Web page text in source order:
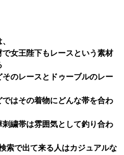
女王陛下もレースという素材
のレースとドゥーブルのレー
はその着物にどんな帯を合わ
繍帯は雰囲気として釣り合わ
索で出て来る人はカジュアルな